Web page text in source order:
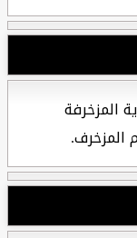
المزخرفة
المزخرف.